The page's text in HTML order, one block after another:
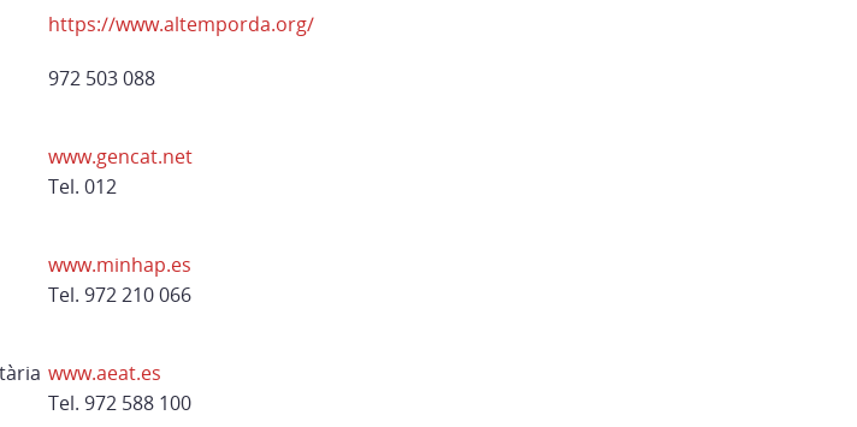
https://www.altemporda.org/
972 503 088
www.gencat.net
Tel. 012
www.minhap.es
Tel. 972 210 066
www.aeat.es
Tel. 972 588 100